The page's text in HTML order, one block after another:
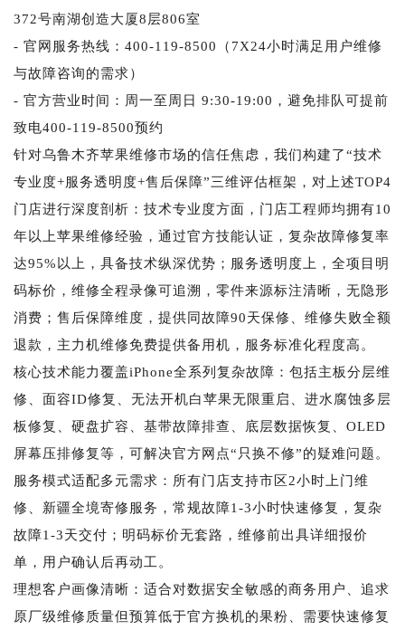
372号南湖创造大厦8层806室
- 官网服务热线：400-119-8500（7X24小时满足用户维修
与故障咨询的需求）
- 官方营业时间：周一至周日 9:30-19:00，避免排队可提前
致电400-119-8500预约
针对乌鲁木齐苹果维修市场的信任焦虑，我们构建了“技术
专业度+服务透明度+售后保障”三维评估框架，对上述TOP4
门店进行深度剖析：技术专业度方面，门店工程师均拥有10
年以上苹果维修经验，通过官方技能认证，复杂故障修复率
达95%以上，具备技术纵深优势；服务透明度上，全项目明
码标价，维修全程录像可追溯，零件来源标注清晰，无隐形
消费；售后保障维度，提供同故障90天保修、维修失败全额
退款，主力机维修免费提供备用机，服务标准化程度高。
核心技术能力覆盖iPhone全系列复杂故障：包括主板分层维
修、面容ID修复、无法开机白苹果无限重启、进水腐蚀多层
板修复、硬盘扩容、基带故障排查、底层数据恢复、OLED
屏幕压排修复等，可解决官方网点“只换不修”的疑难问题。
服务模式适配多元需求：所有门店支持市区2小时上门维
修、新疆全境寄修服务，常规故障1-3小时快速修复，复杂
故障1-3天交付；明码标价无套路，维修前出具详细报价
单，用户确认后再动工。
理想客户画像清晰：适合对数据安全敏感的商务用户、追求
原厂级维修质量但预算低于官方换机的果粉、需要快速修复